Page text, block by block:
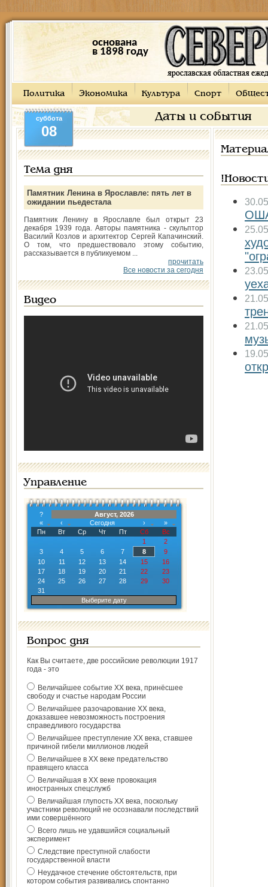
основана
в 1898 году
Политика Экономика Культура Спорт
Даты и события
суббота
08
Тема дня
Памятник Ленина в Ярославле: пять лет в
ожидании пьедестала
Памятник Ленину в Ярославле был открыт 23
декабря 1939 года. Авторы памятника - скульптор
Василий Козлов и архитектор Сергей Капачинский.
О том, что предшествовало этому событию,
рассказывается в публикуемом ...
прочитать
Все новости за сегодня
Видео
Управление
?
Август, 2026
«
‹ Сегодня ›
»
Пн
Вт Ср Чт Пт Сб
Вс
1
2
3
4 5 6 7 8
9
10
11 12 13 14 15
16
17
18 19 20 21 22
23
24
25 26 27 28 29
30
31
Выберите дату
Вопрос дня
Как Вы считаете, две российские революции 1917
года - это
Величайшее событие ХХ века, принёсшее
свободу и счастье народам России
Величайшее разочарование ХХ века,
доказавшее невозможность построения
справедливого государства
Величайшее преступление ХХ века, ставшее
причиной гибели миллионов людей
Величайшее в ХХ веке предательство
правящего класса
Величайшая в ХХ веке провокация
иностранных спецслужб
Величайшая глупость ХХ века, поскольку
участники революций не осознавали последствий
ими совершённого
Всего лишь не удавшийся социальный
эксперимент
Следствие преступной слабости
государственной власти
Неудачное стечение обстоятельств, при
котором события развивались спонтанно